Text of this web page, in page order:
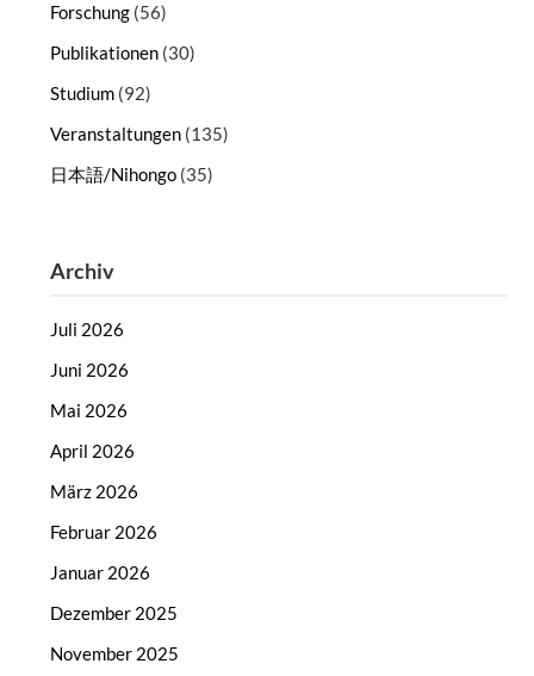
Forschung (56)
Publikationen (30)
Studium (92)
Veranstaltungen (135)
日本語/Nihongo (35)
Archiv
Juli 2026
Juni 2026
Mai 2026
April 2026
März 2026
Februar 2026
Januar 2026
Dezember 2025
November 2025